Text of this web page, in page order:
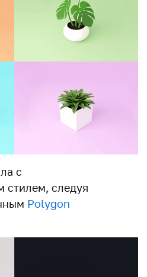
с
стилем, следуя
Polygon